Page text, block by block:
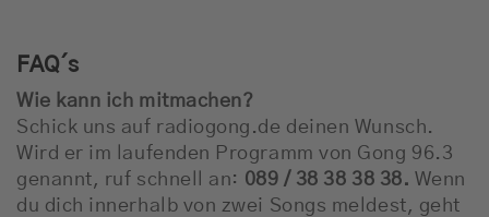
FAQ´s
Wie kann ich mitmachen?
Schick uns auf radiogong.de deinen Wunsch.
Wird er im laufenden Programm von Gong 96.3
genannt, ruf schnell an: 089 / 38 38 38 38. Wenn
du dich innerhalb von zwei Songs meldest, geht